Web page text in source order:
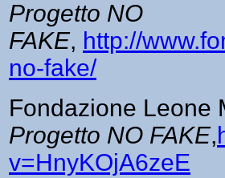
Progetto NO
FAKE, http://
no-fake/
Fondazione Leone
Progetto NO FAKE,
v=HnyKOjA6zeE